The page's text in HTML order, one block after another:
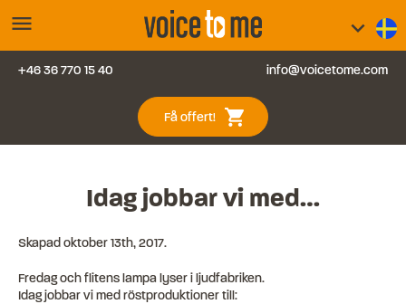
menu
Vanliga frågor
Blogg
Logga in
keyboard_arrow_down
+46 36 770 15 40 info@voicetome.com
Få offert! shopping_cart
Idag jobbar vi med…
Skapad oktober 13th, 2017.
Fredag och flitens lampa lyser i ljudfabriken.
Idag jobbar vi med röstproduktioner till: